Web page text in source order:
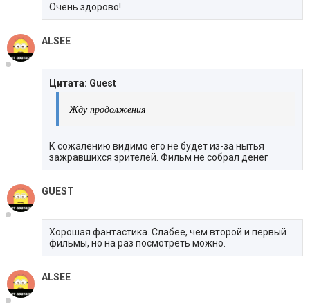
Очень здорово!
ALSEE
Цитата: Guest
Жду продолжения
К сожалению видимо его не будет из-за нытья
зажравшихся зрителей. Фильм не собрал денег
GUEST
Хорошая фантастика. Слабее, чем второй и первый
фильмы, но на раз посмотреть можно.
ALSEE